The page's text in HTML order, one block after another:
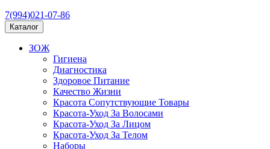
7(994)021-07-86
Каталог
ЗОЖ
Гигиена
Диагностика
Здоровое Питание
Качество Жизни
Красота Сопутствующие Товары
Красота-Уход За Волосами
Красота-Уход За Лицом
Красота-Уход За Телом
Наборы